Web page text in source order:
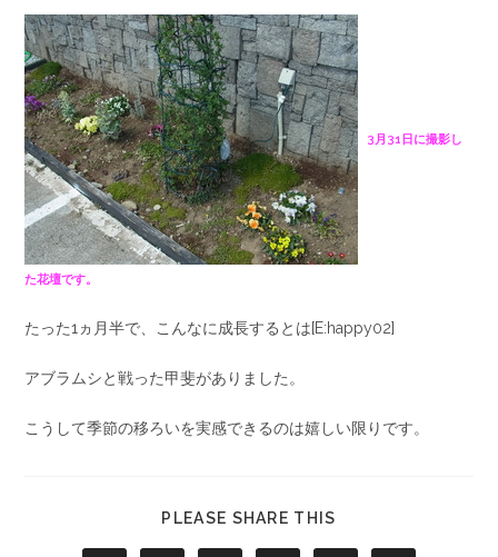
3月31日に撮影し
た花壇です。
たった1ヵ月半で、こんなに成長するとは[E:happy02]
アブラムシと戦った甲斐がありました。
こうして季節の移ろいを実感できるのは嬉しい限りです。
PLEASE SHARE THIS